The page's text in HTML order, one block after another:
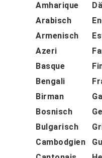
Amharique
Arabisch
Armenisch
Azeri
Basque
Bengali
Birman
Bosnisch
Bulgarisch
Cambodgien